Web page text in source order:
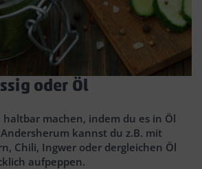
oder Öl
machen, indem du es in Öl
Andersherum kannst du z.B. mit
Chili, Ingwer oder dergleichen Öl
aufpeppen.